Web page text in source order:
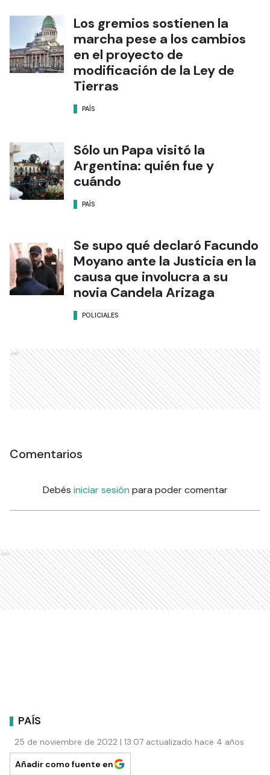
Los gremios sostienen la
marcha pese a los cambios
en el proyecto de
modificación de la Ley de
Tierras
PAÍS
Sólo un Papa visitó la
Argentina: quién fue y
cuándo
PAÍS
Se supo qué declaró Facundo
Moyano ante la Justicia en la
causa que involucra a su
novia Candela Arizaga
POLICIALES
Ads
Comentarios
Debés iniciar sesión para poder comentar
Ads
PAÍS
25 de noviembre de 2022 | 13:07 actualizado hace 4 años
Añadir como fuente en